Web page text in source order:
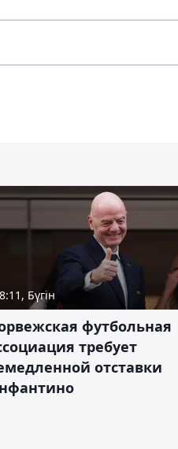
Бүгін
футбольная
требует
отставки